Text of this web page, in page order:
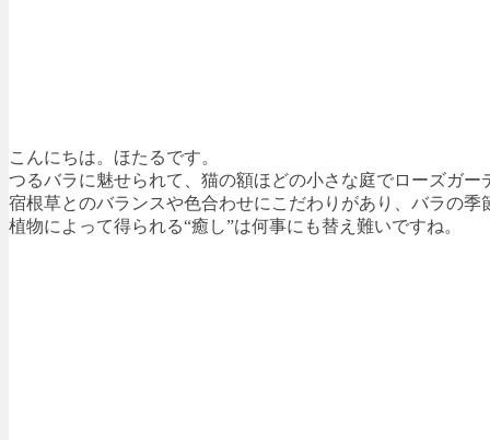
こんにちは。ほたるです。
つるバラに魅せられて、猫の額ほどの小さな庭でローズガ
宿根草とのバランスや色合わせにこだわりがあり、バラの季
植物によって得られる“癒し”は何事にも替え難いですね。